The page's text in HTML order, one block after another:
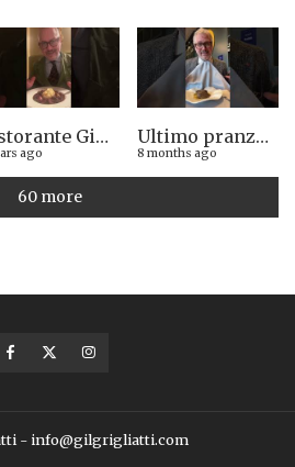
Ristorante Giglio di Lucca. Stella Michelin sì o no?
ago
Ultimo pranzo torinese al ristorante Casa Vicina. 13/12/2025
8 months ago
60 more
- info@gilgrigliatti.com